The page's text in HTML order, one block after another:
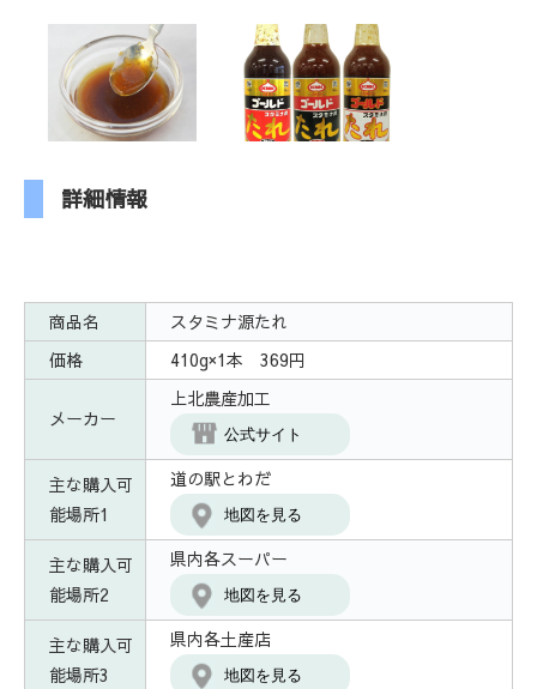
詳細情報
商品名
スタミナ源たれ
価格
410g×1本 369円
メーカー
上北農産加工
公式サイト
主な購入可
能場所1
道の駅とわだ
地図を見る
主な購入可
能場所2
県内各スーパー
地図を見る
主な購入可
能場所3
県内各土産店
地図を見る